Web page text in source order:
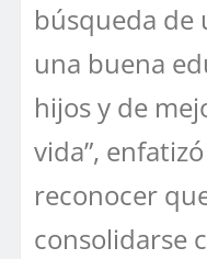
búsqueda de
una buena
hijos y de
vida”,
reconocer
consolidarse